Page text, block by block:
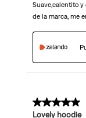
Suave,calentito
de la marca, me
5 de 5
Lovely hoodie